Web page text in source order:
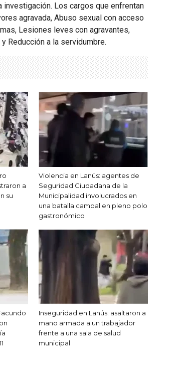
Los cargos que enfrentan
agravada, Abuso sexual con acceso
Lesiones leves con agravantes,
Reducción a la servidumbre.
a
su
Violencia en Lanús: agentes de
Seguridad Ciudadana de la
Municipalidad involucrados en
una batalla campal en pleno polo
gastronómico
Inseguridad en Lanús: asaltaron a
mano armada a un trabajador
frente a una sala de salud
municipal